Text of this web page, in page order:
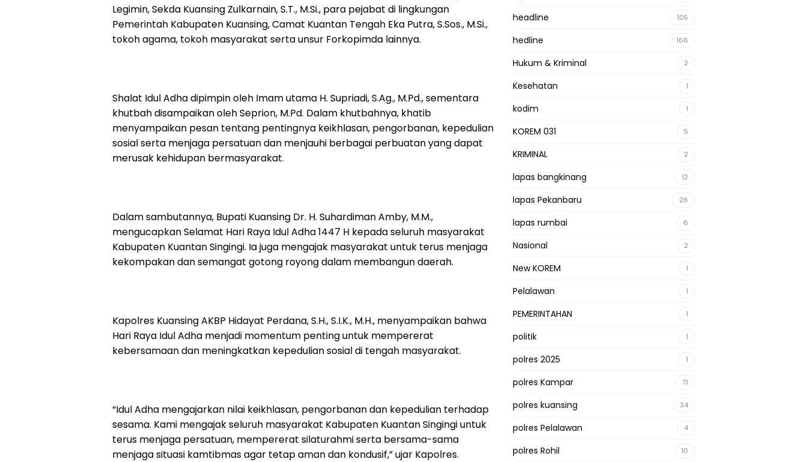
Legimin, Sekda Kuansing Zulkarnain, S.T., M.Si., para pejabat di lingkungan
Pemerintah Kabupaten Kuansing, Camat Kuantan Tengah Eka Putra, S.Sos., M.Si.,
tokoh agama, tokoh masyarakat serta unsur Forkopimda lainnya.
Shalat Idul Adha dipimpin oleh Imam utama H. Supriadi, S.Ag., M.Pd., sementara
khutbah disampaikan oleh Seprion, M.Pd. Dalam khutbahnya, khatib
menyampaikan pesan tentang pentingnya keikhlasan, pengorbanan, kepedulian
sosial serta menjaga persatuan dan menjauhi berbagai perbuatan yang dapat
merusak kehidupan bermasyarakat.
Dalam sambutannya, Bupati Kuansing Dr. H. Suhardiman Amby, M.M.,
mengucapkan Selamat Hari Raya Idul Adha 1447 H kepada seluruh masyarakat
Kabupaten Kuantan Singingi. Ia juga mengajak masyarakat untuk terus menjaga
kekompakan dan semangat gotong royong dalam membangun daerah.
Kapolres Kuansing AKBP Hidayat Perdana, S.H., S.I.K., M.H., menyampaikan bahwa
Hari Raya Idul Adha menjadi momentum penting untuk mempererat
kebersamaan dan meningkatkan kepedulian sosial di tengah masyarakat.
“Idul Adha mengajarkan nilai keikhlasan, pengorbanan dan kepedulian terhadap
sesama. Kami mengajak seluruh masyarakat Kabupaten Kuantan Singingi untuk
terus menjaga persatuan, mempererat silaturahmi serta bersama-sama
menjaga situasi kamtibmas agar tetap aman dan kondusif,” ujar Kapolres.
headline 105
hedline 166
Hukum & Kriminal 2
Kesehatan 1
kodim 1
KOREM 031 5
KRIMINAL 2
lapas bangkinang 12
lapas Pekanbaru 26
lapas rumbai 6
Nasional 2
New KOREM 1
Pelalawan 1
PEMERINTAHAN 1
politik 1
polres 2025 1
polres Kampar 71
polres kuansing 34
polres Pelalawan 4
polres Rohil 10